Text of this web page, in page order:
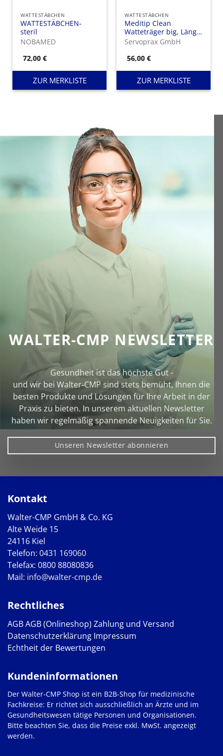
WATTESTÄBCHEN
WATTESTÄBCHEN-
steril
NOBAMED
72,00€
ZUR MERKLISTE
WATTESTÄBCHEN
Meditip Clean
Watteträger big, Länge
20 cm, Wattekopf Ø 10
Servoprax GmbH
56,00€
ZUR MERKLISTE
WALTER-CMP NEWSLETTER
Gesundheit ist das höchste Gut -
und wir bei Walter‑CMP sind stets bemüht, Ihnen die
besten Produkte und Lösungen für Ihre Arbeit in der
Praxis zu bieten. In unserem aktuellen Newsletter
haben wir regelmäßig spannende Neuigkeiten für Sie.
Unseren Newsletter abonnieren
Kontakt
Walter-CMP GmbH & Co. KG
Alte Weide 15
24116 Kiel
Telefon: 0431 169060
Telefax: 0800 88080836
Mail: info@walter-cmp.de
Rechtliches
AGBAGB (Onlineshop) Zahlung und Versand
Datenschutzerklärung Impressum
Echtheit der Bewertungen
Kundeninformationen
Der Walter-CMP Shop ist ein B2B-Shop für medizinische
Fachkreise: Er richtet sich ausschließlich an Ärzte und im
Gesundheitswesen tätige Personen und Organisationen.
Bitte beachten Sie, dass die Preise exkl. MwSt. angezeigt
werden.